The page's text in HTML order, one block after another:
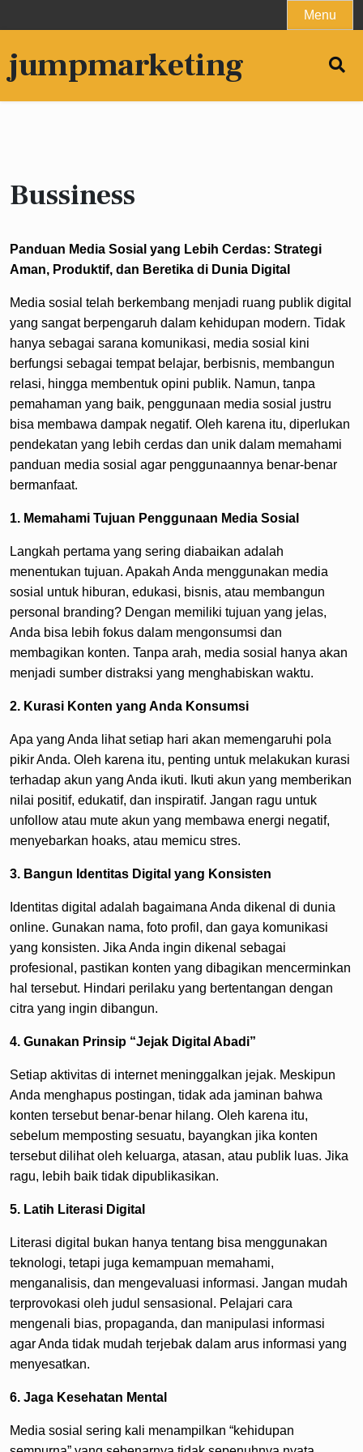
to
Menu
jumpmarketing
Bussiness
Panduan Media Sosial yang Lebih Cerdas: Strategi
Aman, Produktif, dan Beretika di Dunia Digital
Media sosial telah berkembang menjadi ruang publik digital
yang sangat berpengaruh dalam kehidupan modern. Tidak
hanya sebagai sarana komunikasi, media sosial kini
berfungsi sebagai tempat belajar, berbisnis, membangun
relasi, hingga membentuk opini publik. Namun, tanpa
pemahaman yang baik, penggunaan media sosial justru
bisa membawa dampak negatif. Oleh karena itu, diperlukan
pendekatan yang lebih cerdas dan unik dalam memahami
panduan media sosial agar penggunaannya benar-benar
bermanfaat.
1. Memahami Tujuan Penggunaan Media Sosial
Langkah pertama yang sering diabaikan adalah
menentukan tujuan. Apakah Anda menggunakan media
sosial untuk hiburan, edukasi, bisnis, atau membangun
personal branding? Dengan memiliki tujuan yang jelas,
Anda bisa lebih fokus dalam mengonsumsi dan
membagikan konten. Tanpa arah, media sosial hanya akan
menjadi sumber distraksi yang menghabiskan waktu.
2. Kurasi Konten yang Anda Konsumsi
Apa yang Anda lihat setiap hari akan memengaruhi pola
pikir Anda. Oleh karena itu, penting untuk melakukan kurasi
terhadap akun yang Anda ikuti. Ikuti akun yang memberikan
nilai positif, edukatif, dan inspiratif. Jangan ragu untuk
unfollow atau mute akun yang membawa energi negatif,
menyebarkan hoaks, atau memicu stres.
3. Bangun Identitas Digital yang Konsisten
Identitas digital adalah bagaimana Anda dikenal di dunia
online. Gunakan nama, foto profil, dan gaya komunikasi
yang konsisten. Jika Anda ingin dikenal sebagai
profesional, pastikan konten yang dibagikan mencerminkan
hal tersebut. Hindari perilaku yang bertentangan dengan
citra yang ingin dibangun.
4. Gunakan Prinsip “Jejak Digital Abadi”
Setiap aktivitas di internet meninggalkan jejak. Meskipun
Anda menghapus postingan, tidak ada jaminan bahwa
konten tersebut benar-benar hilang. Oleh karena itu,
sebelum memposting sesuatu, bayangkan jika konten
tersebut dilihat oleh keluarga, atasan, atau publik luas. Jika
ragu, lebih baik tidak dipublikasikan.
5. Latih Literasi Digital
Literasi digital bukan hanya tentang bisa menggunakan
teknologi, tetapi juga kemampuan memahami,
menganalisis, dan mengevaluasi informasi. Jangan mudah
terprovokasi oleh judul sensasional. Pelajari cara
mengenali bias, propaganda, dan manipulasi informasi
agar Anda tidak mudah terjebak dalam arus informasi yang
menyesatkan.
6. Jaga Kesehatan Mental
Media sosial sering kali menampilkan “kehidupan